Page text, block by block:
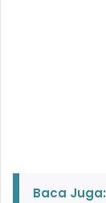
Baca Juga: